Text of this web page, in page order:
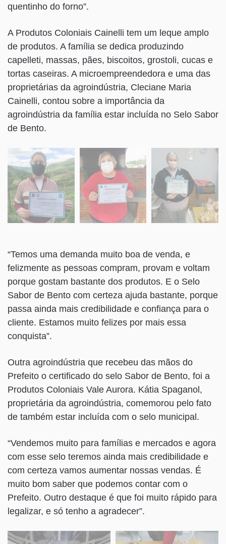
quentinho do forno”.
A Produtos Coloniais Cainelli tem um leque amplo
de produtos. A família se dedica produzindo
capelleti, massas, pães, biscoitos, grostoli, cucas e
tortas caseiras. A microempreendedora e uma das
proprietárias da agroindústria, Cleciane Maria
Cainelli, contou sobre a importância da
agroindústria da família estar incluída no Selo Sabor
de Bento.
“Temos uma demanda muito boa de venda, e
felizmente as pessoas compram, provam e voltam
porque gostam bastante dos produtos. E o Selo
Sabor de Bento com certeza ajuda bastante, porque
passa ainda mais credibilidade e confiança para o
cliente. Estamos muito felizes por mais essa
conquista”.
Outra agroindústria que recebeu das mãos do
Prefeito o certificado do selo Sabor de Bento, foi a
Produtos Coloniais Vale Aurora. Kátia Spaganol,
proprietária da agroindústria, comemorou pelo fato
de também estar incluída com o selo municipal.
“Vendemos muito para famílias e mercados e agora
com esse selo teremos ainda mais credibilidade e
com certeza vamos aumentar nossas vendas. É
muito bom saber que podemos contar com o
Prefeito. Outro destaque é que foi muito rápido para
legalizar, e só tenho a agradecer”.